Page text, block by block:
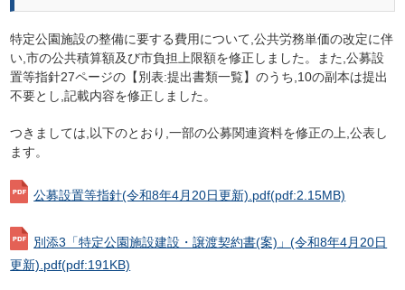
特定公園施設の整備に要する費用について,公共労務単価の改定に伴
い,市の公共積算額及び市負担上限額を修正しました。また,公募設
置等指針27ページの【別表:提出書類一覧】のうち,10の副本は提出
不要とし,記載内容を修正しました。
つきましては,以下のとおり,一部の公募関連資料を修正の上,公表し
ます。
公募設置等指針(令和8年4月20日更新).pdf(pdf:2.15MB)
別添3「特定公園施設建設・譲渡契約書(案)」(令和8年4月20日
更新).pdf(pdf:191KB)